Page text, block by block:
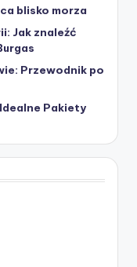
blisko morza
Jak znaleźć
Przewodnik po
Pakiety